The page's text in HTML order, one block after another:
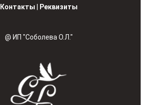
Контакты | Реквизиты
@ ИП "Соболева О.Л."